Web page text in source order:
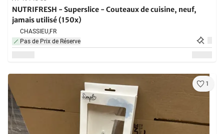
NUTRIFRESH - Superslice - Couteaux de cuisine, neuf,
jamais utilisé (150x)
CHASSIEU,FR
Pas de Prix de Réserve
1